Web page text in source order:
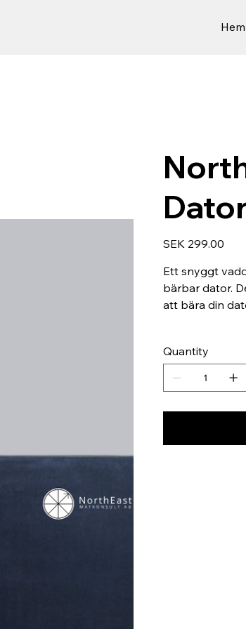
Hem
Price
SEK 299.00
Ett snyggt
bärbar dator.
att bära din
Quantity